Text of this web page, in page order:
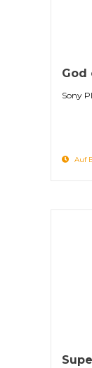
God
Sony
Auf